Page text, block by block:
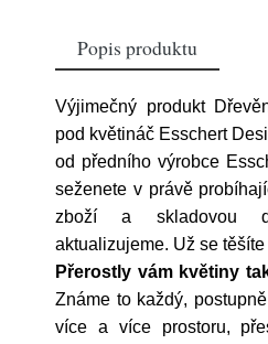
Popis produktu
Výjimečný produkt
pod květináč Esschert
od předního výrobce
seženete v právě
zboží a skladovou
aktualizujeme. Už se
Přerostly vám květiny
Známe to každý,
více a více prostoru,